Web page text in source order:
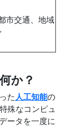
市交通、地域
か？
た人工知能の
殊なコンピュ
ータを一度に